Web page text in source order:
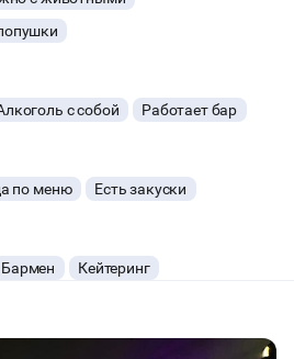
с собой Работает бар
по меню Есть закуски
Бармен Кейтеринг